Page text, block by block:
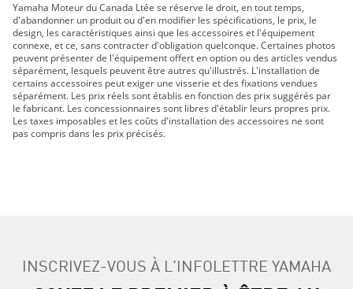
Yamaha Moteur du Canada Ltée se réserve le droit, en tout temps,
d'abandonner un produit ou d'en modifier les spécifications, le prix, le
design, les caractéristiques ainsi que les accessoires et l'équipement
connexe, et ce, sans contracter d'obligation quelconque. Certaines photos
peuvent présenter de l'équipement offert en option ou des articles vendus
séparément, lesquels peuvent être autres qu'illustrés. L'installation de
certains accessoires peut exiger une visserie et des fixations vendues
séparément. Les prix réels sont établis en fonction des prix suggérés par
le fabricant. Les concessionnaires sont libres d'établir leurs propres prix.
Les taxes imposables et les coûts d'installation des accessoires ne sont
pas compris dans les prix précisés.
INSCRIVEZ-VOUS À L'INFOLETTRE YAMAHA